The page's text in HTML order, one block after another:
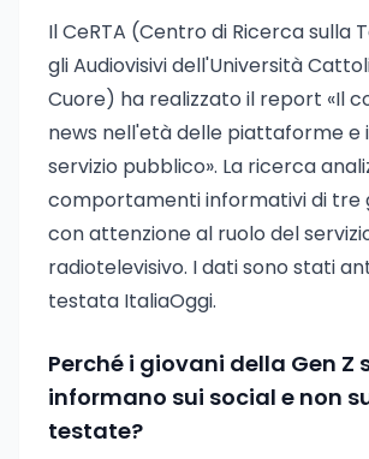
Il CeRTA (Centro di Ricerca sulla
gli Audiovisivi dell'Università
Cuore) ha realizzato il report «Il
news nell'età delle piattaforme e
servizio pubblico». La ricerca
comportamenti informativi di tre
con attenzione al ruolo del
radiotelevisivo. I dati sono stati
testata ItaliaOggi.
Perché i giovani della Gen Z
informano sui social e non
testate?